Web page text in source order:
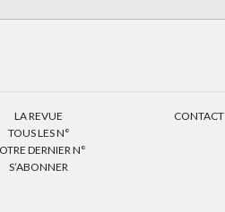
LA REVUE
TOUS LES N°
DERNIER N°
S’ABONNER
CONTACT